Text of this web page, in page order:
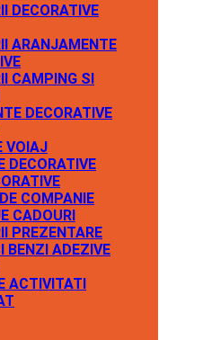
DECORATIVE
ARANJAMENTE
CAMPING SI
DECORATIVE
VOIAJ
DECORATIVE
COMPANIE
CADOURI
PREZENTARE
BENZI ADEZIVE
ACTIVITATI